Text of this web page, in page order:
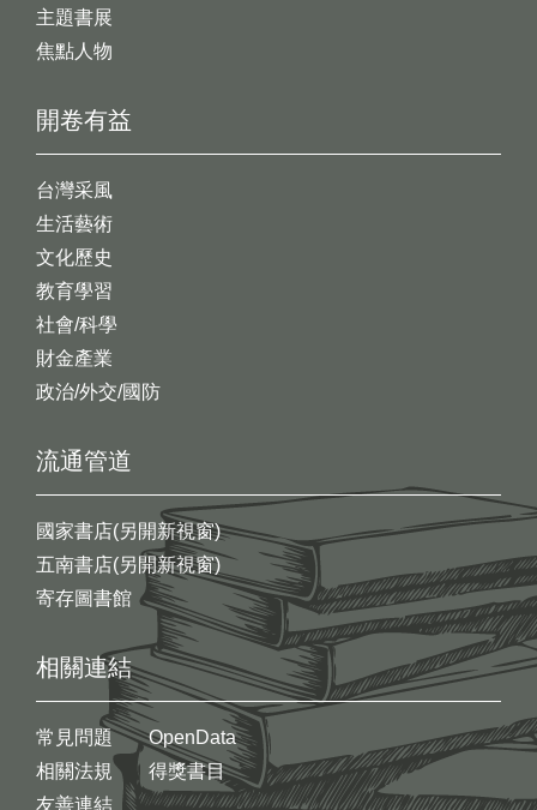
開卷有益
台灣采風
生活藝術
文化歷史
教育學習
社會/科學
財金產業
政治/外交/國防
主題書展
焦點人物
流通管道
國家書店(另開新視窗)
五南書店(另開新視窗)
寄存圖書館
相關連結
常見問題
相關法規
友善連結
OpenData
得獎書目